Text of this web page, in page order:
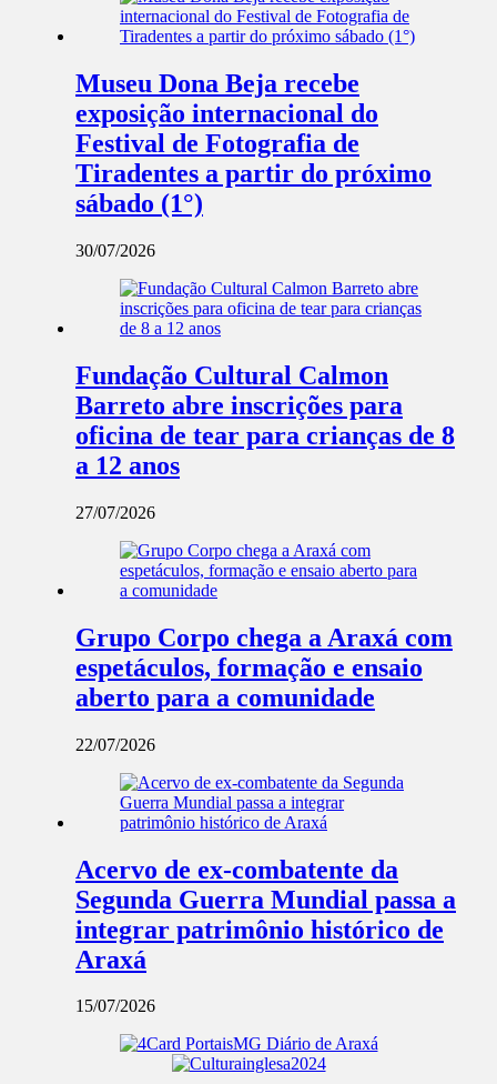
Museu Dona Beja recebe
exposição internacional do
Festival de Fotografia de
Tiradentes a partir do próximo
sábado (1°)
30/07/2026
Fundação Cultural Calmon
Barreto abre inscrições para
oficina de tear para crianças de 8
a 12 anos
27/07/2026
Grupo Corpo chega a Araxá com
espetáculos, formação e ensaio
aberto para a comunidade
22/07/2026
Acervo de ex-combatente da
Segunda Guerra Mundial passa a
integrar patrimônio histórico de
Araxá
15/07/2026